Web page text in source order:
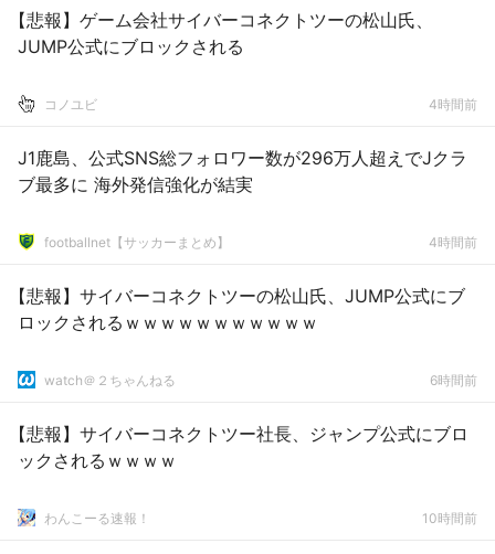
【悲報】ゲーム会社サイバーコネクトツーの松山氏、
JUMP公式にブロックされる
コノユビ 4時間前
J1鹿島、公式SNS総フォロワー数が296万人超えでJクラ
ブ最多に 海外発信強化が結実
footballnet【サッカーまとめ】 4時間前
【悲報】サイバーコネクトツーの松山氏、JUMP公式にブ
ロックされるｗｗｗｗｗｗｗｗｗｗｗ
watch＠２ちゃんねる 6時間前
【悲報】サイバーコネクトツー社長、ジャンプ公式にブロ
ックされるｗｗｗｗ
わんこーる速報！ 10時間前